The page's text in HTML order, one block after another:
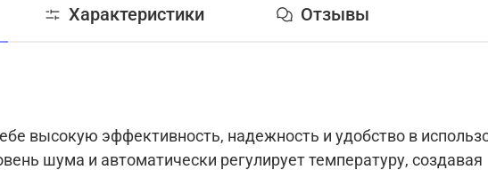
Корпус из антисептического пластика Soft
разморозка
уровень шума.
Характеристики Отзывы
высокую эффективность, надежность и удобство в
шума и автоматически регулирует температуру, создавая